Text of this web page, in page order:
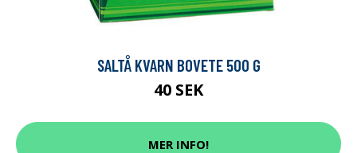
SALTÅ KVARN BOVETE 500 G
40 SEK
MER INFO!